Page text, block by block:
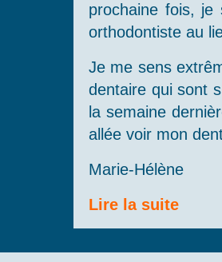
prochaine fois, je
orthodontiste au
Je me sens
dentaire qui sont
la semaine
allée voir mon
Marie-Hélène
Lire la suite